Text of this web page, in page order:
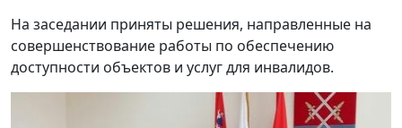
На заседании приняты решения, направленные на
совершенствование работы по обеспечению
доступности объектов и услуг для инвалидов.